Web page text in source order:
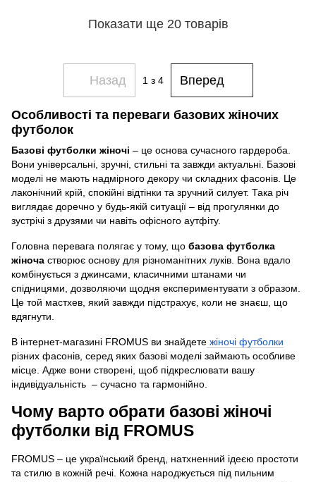
Показати ще 20 товарів
Назад 1 з 4 Вперед
Особливості та переваги базових жіночих
футболок
Базові футболки жіночі – це основа сучасного гардероба.
Вони універсальні, зручні, стильні та завжди актуальні. Базові
моделі не мають надмірного декору чи складних фасонів. Це
лаконічний крій, спокійні відтінки та зручний силует. Така річ
виглядає доречно у будь-якій ситуації – від прогулянки до
зустрічі з друзями чи навіть офісного аутфіту.
Головна перевага полягає у тому, що базова футболка
жіноча створює основу для різноманітних луків. Вона вдало
комбінується з джинсами, класичними штанами чи
спідницями, дозволяючи щодня експериментувати з образом.
Це той мастхев, який завжди підстрахує, коли не знаєш, що
вдягнути.
В інтернет-магазині FROMUS ви знайдете жіночі футболки
різних фасонів, серед яких базові моделі займають особливе
місце. Адже вони створені, щоб підкреслювати вашу
індивідуальність – сучасно та гармонійно.
Чому варто обрати базові жіночі
футболки від FROMUS
FROMUS – це український бренд, натхненний ідеєю простоти
та стилю в кожній речі. Кожна народжується під пильним